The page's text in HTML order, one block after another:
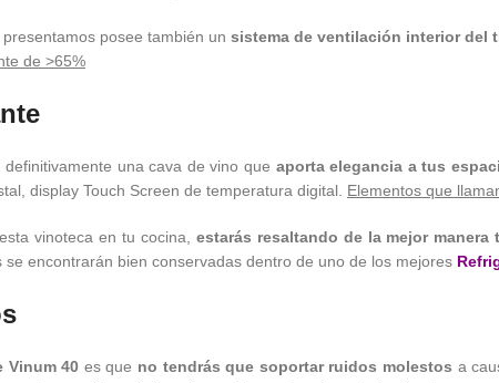
posee también un sistema de ventilación interior del
de >65%
definitivamente una cava de vino que aporta elegancia a tus
display Touch Screen de temperatura digital. Elementos que
vinoteca en tu cocina, estarás resaltando de la mejor manera
encontrarán bien conservadas dentro de uno de los mejores
Vinum 40 es que no tendrás que soportar ruidos molestos a